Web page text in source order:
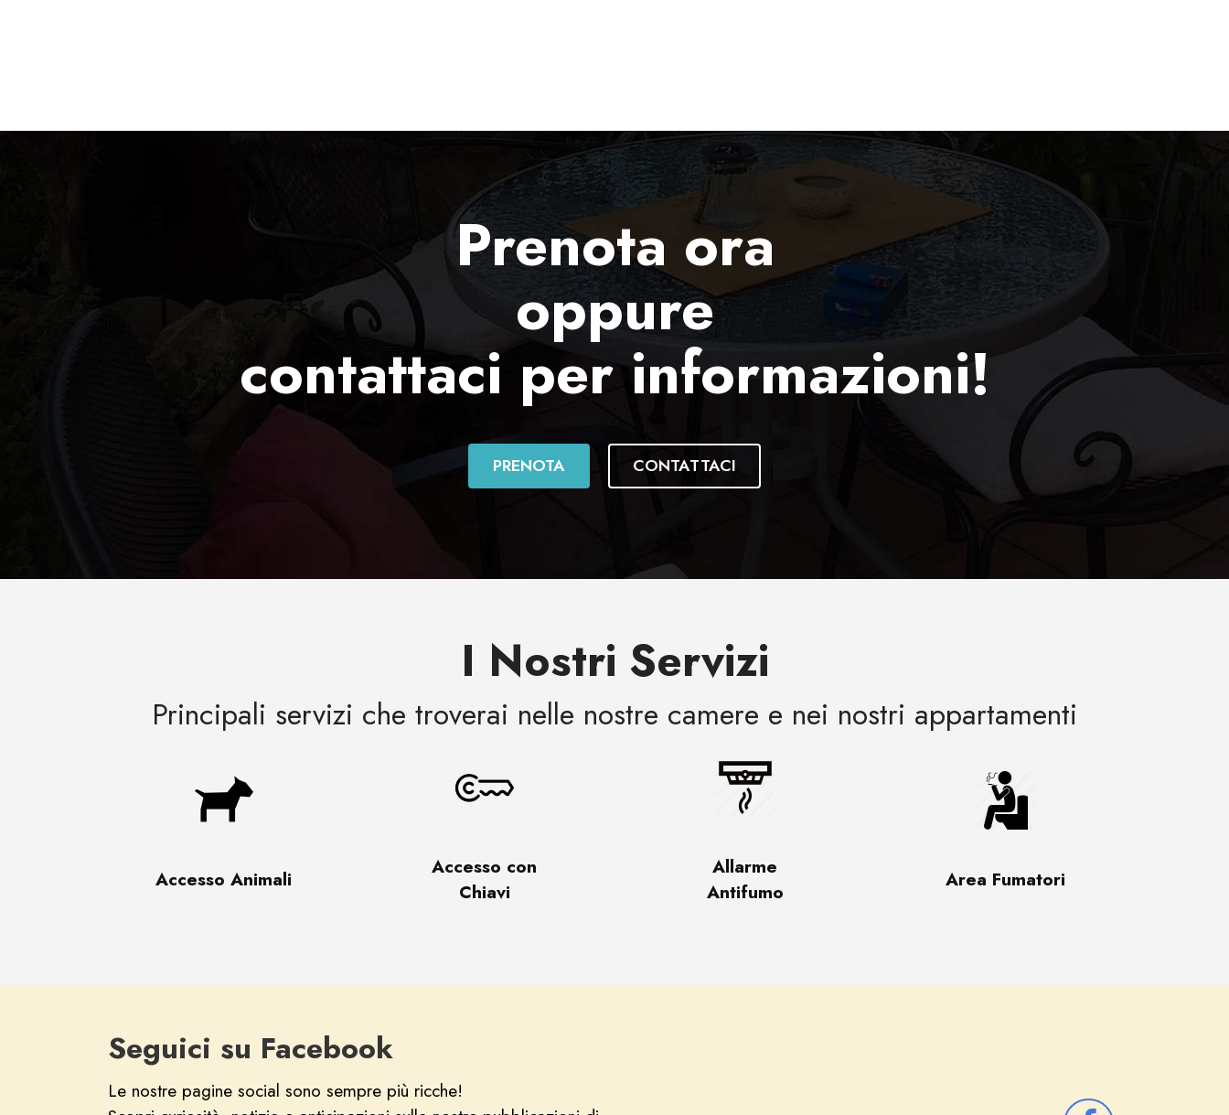
Prenota ora
oppure
contattaci per informazioni!
PRENOTA CONTATTACI
I Nostri Servizi
Principali servizi che troverai nelle nostre camere e nei nostri appartamenti
Accesso Animali
Accesso con
Chiavi
Allarme
Antifumo
Area Fumatori
Seguici su Facebook
Le nostre pagine social sono sempre più ricche!